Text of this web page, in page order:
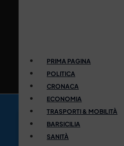
PRIMA PAGINA
POLITICA
CRONACA
ECONOMIA
TRASPORTI & MOBILITÀ
BARSICILIA
SANITÀ